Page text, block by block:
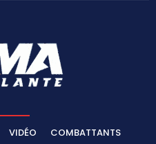
VIDÉO
COMBATTANTS